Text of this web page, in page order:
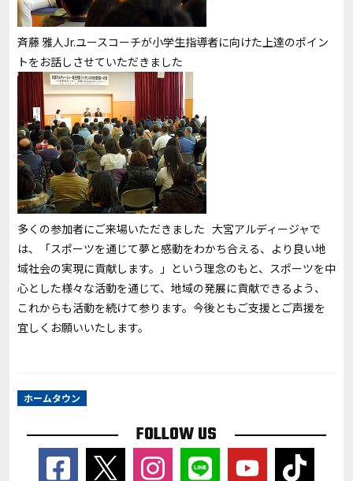
斉藤 雅人Jr.ユースコーチが小学生指導者に向けた上達のポイン
トをお話しさせていただきました
多くの参加者にご来場いただきました 大宮アルディージャで
は、「スポーツを通じて夢と感動をわかち合える、より良い地
域社会の実現に貢献します。」という理念のもと、スポーツを中
心とした様々な活動を通じて、地域の発展に貢献できるよう、
これからも活動を続けて参ります。今後ともご支援とご声援を
宜しくお願いいたします。
ホームタウン
FOLLOW US